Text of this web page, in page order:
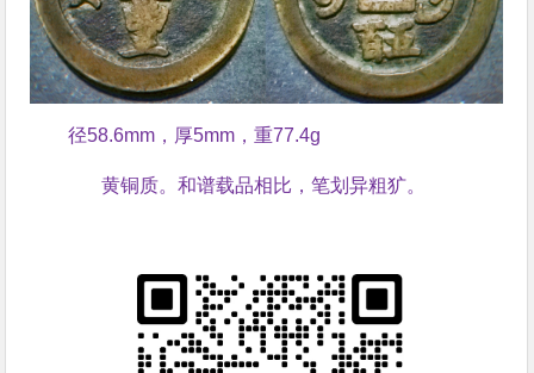
径58.6mm，厚5mm，重77.4g
黄铜质。和谱载品相比，笔划异粗犷。